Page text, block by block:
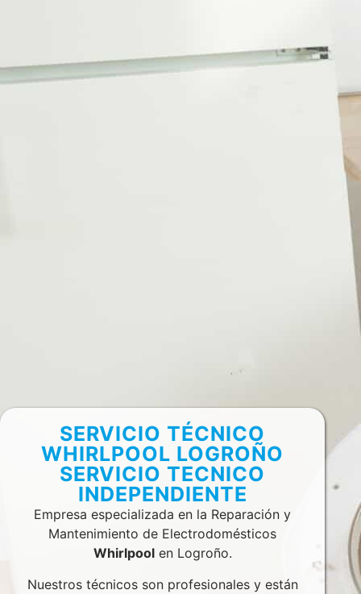
SERVICIO TÉCNICO
WHIRLPOOL LOGROÑO
SERVICIO TECNICO
INDEPENDIENTE
Empresa especializada en la Reparación y
Mantenimiento de Electrodomésticos
Whirlpoolen Logroño.
Nuestros técnicos son profesionales y están